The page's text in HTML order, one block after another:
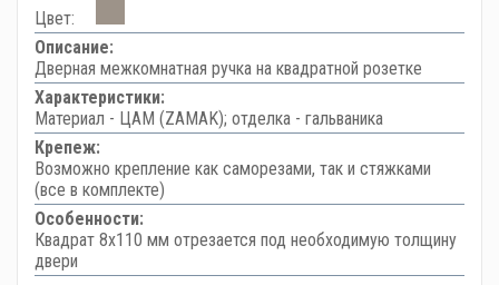
Цвет:
Описание:
Дверная межкомнатная ручка на квадратной розетке
Характеристики:
Материал - ЦАМ (ZAMAK); отделка - гальваника
Крепеж:
Возможно крепление как саморезами, так и стяжками
(все в комплекте)
Особенности:
Квадрат 8х110 мм отрезается под необходимую толщину
двери